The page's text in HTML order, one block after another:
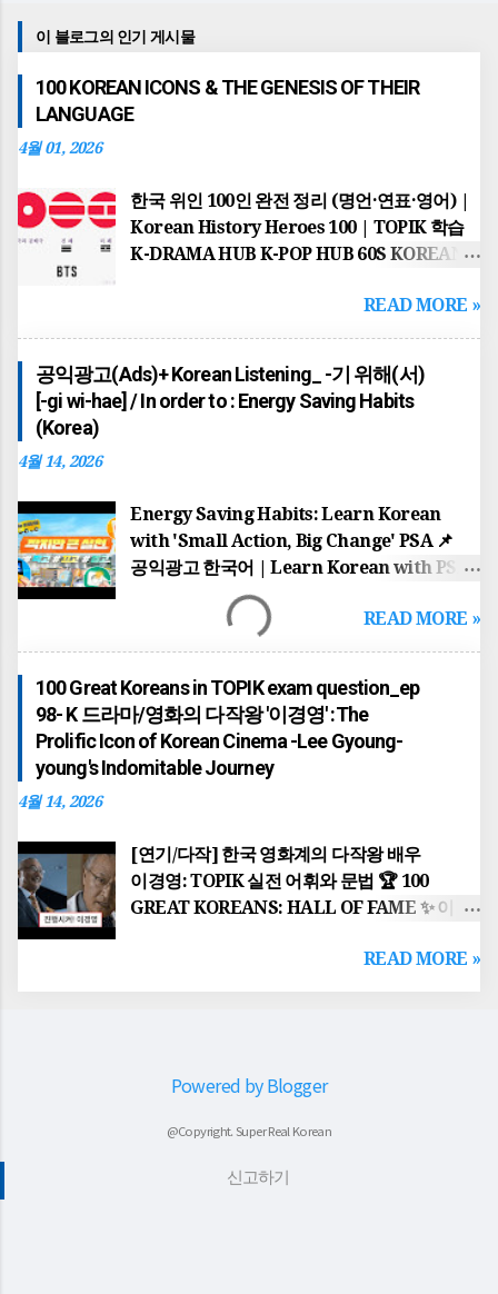
이 블로그의 인기 게시물
100 KOREAN ICONS & THE GENESIS OF THEIR
LANGUAGE
4월 01, 2026
한국 위인 100인 완전 정리 (명언·연표·영어) |
Korean History Heroes 100 | TOPIK 학습
K-DRAMA HUB K-POP HUB 60S KOREAN
HISTORICAL JOB & NEWS PSA KOREAN
REAL TASTE TOP 10 POST 📌 2026년 최신
업데이트 반영 THE ULTIMATE
HISTORICAL HUB 세종대왕부터 BTS까지…
한국을 바꾼 100인의 이야기 100 KOREAN
한반도의 역사는 단군왕검 이 고조선을
건국하면서 시작되었습니다. '홍익인간'이라는
건국 이념은 오늘날까지 한국인의 정신적
지표가 되고 있습니다. 이후 고구려의 동명성왕
(주몽), 백제의 온조왕 , 신라의 박혁거세 는
각기 알에서 태어났다는 신비로운 탄생 설화를
가지고 각국을 세웠습니다. 가야의 김수로왕
역시 구지봉에서 내려온 황금 알을 통해 왕이
되었으며, 이들은 모두 하늘의 뜻을 받아
국가를 다스리기 시작했습니다. The history
The founding ideology of 'Hongik Ingan'
serves as a spiritual guide for Koreans to
this ...
READ MORE »
공익광고(Ads)+ Korean Listening_ -기 위해(서)
[-gi wi-hae] / In order to : Energy Saving Habits
(Korea)
4월 14, 2026
Energy Saving Habits: Learn Korean
with 'Small Action, Big Change' PSA 📌
공익광고 한국어 | Learn Korean with PSA
귀찮지만 큰 동참: 에너지 절약 습관 기르기 A
Little Bother, A Big Participation: Energy
Saving Habits 🌍 배경 지식: 왜 에너지
절약인가? (Historical Background) 이
광고는 단순한 환경 보호를 넘어, 중동 전쟁
(Middle East War) 으로 인한 글로벌 에너지
위기와 자원 안보의 중요성을 배경으로 합니다.
한국은 에너지의 대부분을 수입에 의존하기
goes beyond environmental protection;
it is rooted in the global energy crisis and
resource security issues caused by
Korea relies heavily on energy imports,
Summary: Big Value from Small Actions
캠페인을 통해 조금 귀찮더라도 실천하는 동...
READ MORE »
100 Great Koreans in TOPIK exam question_ep
98- K 드라마/영화의 다작왕 '이경영' :The
Prolific Icon of Korean Cinema -Lee Gyoung-
young's Indomitable Journey
4월 14, 2026
[연기/다작] 한국 영화계의 다작왕 배우
이경영: TOPIK 실전 어휘와 문법 🏆 100
GREAT KOREANS: HALL OF FAME ✨ 이
일부입니다. 🎬 "진행시켜!" 한국 영화계의
이경영(1960~현재)은 한국 영화와 드라마를
출연하며 독보적인 압도적 인 카리스마를
READ MORE »
Powered by Blogger
@Copyright. Super Real Korean
신고하기